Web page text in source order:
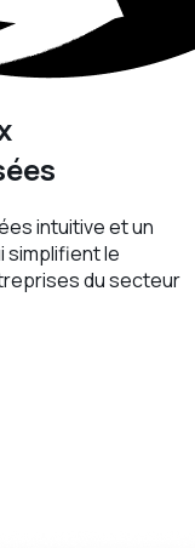
intuitive et un
simplifient le
du secteur